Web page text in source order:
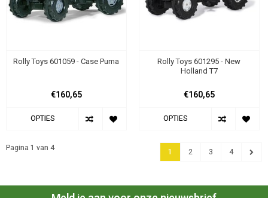
Rolly Toys 601059 - Case Puma
€160,65
OPTIES
Rolly Toys 601295 - New
Holland T7
€160,65
OPTIES
Pagina 1 van 4 1 2 3 4